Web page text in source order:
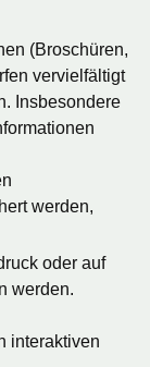
(Broschüren,
vervielfältigt
Insbesondere
werden,
oder auf
werden.
interaktiven